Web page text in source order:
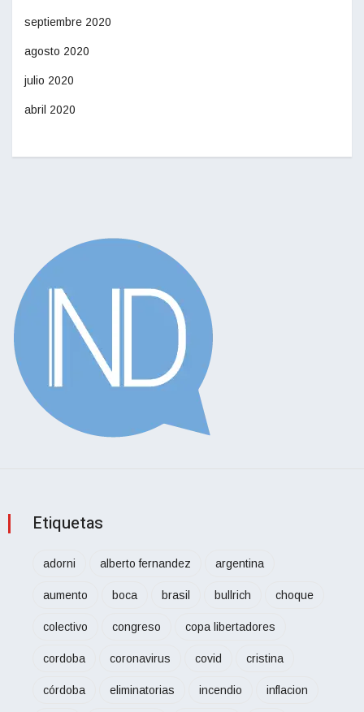
septiembre 2020
agosto 2020
julio 2020
abril 2020
Etiquetas
adorni alberto fernandez argentina
aumento boca brasil bullrich choque
colectivo congreso copa libertadores
cordoba coronavirus covid cristina
córdoba eliminatorias incendio inflacion